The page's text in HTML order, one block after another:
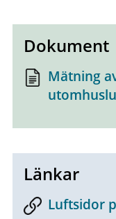
Dokument
Mätning
Länkar
Luftsidor